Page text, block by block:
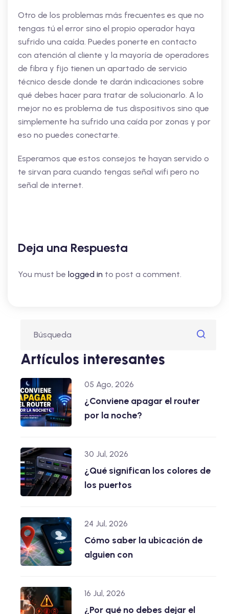
Otro de los problemas más frecuentes es que no
tengas tú el error sino el propio operador haya
sufrido una caída. Puedes ponerte en contacto
con atención al cliente y la mayoría de operadores
de fibra y fijo tienen un apartado de servicio
técnico desde donde te darán indicaciones sobre
qué debes hacer para tratar de solucionarlo. A lo
mejor no es problema de tus dispositivos sino que
simplemente ha sufrido una caída por zonas y por
eso no puedes conectarte.
Esperamos que estos consejos te hayan servido o
te sirvan para cuando tengas señal wifi pero no
señal de internet.
Deja una Respuesta
You must be logged in to post a comment.
Artículos interesantes
05 Ago, 2026
¿Conviene apagar el router
por la noche?
30 Jul, 2026
¿Qué significan los colores de
los puertos
24 Jul, 2026
Cómo saber la ubicación de
alguien con
16 Jul, 2026
¿Por qué no debes dejar el